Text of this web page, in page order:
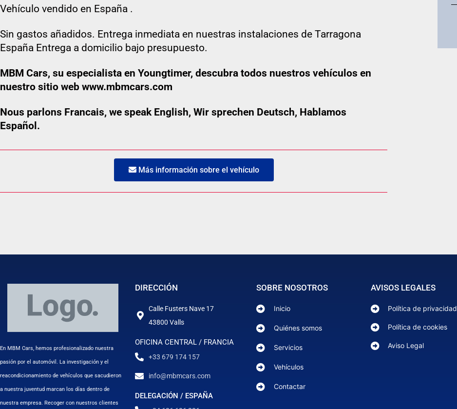
Vehículo vendido en España .
Sin gastos añadidos. Entrega inmediata en nuestras instalaciones de Tarragona
España Entrega a domicilio bajo presupuesto.
MBM Cars, su especialista en Youngtimer, descubra todos nuestros vehículos en
nuestro sitio web www.mbmcars.com
Nous parlons Francais, we speak English, Wir sprechen Deutsch, Hablamos
Español.
Más información sobre el vehículo
En MBM Cars, hemos profesionalizado nuestra
pasión por el automóvil. La investigación y el
reacondicionamiento de vehículos que sacudieron
a nuestra juventud marcan los días dentro de
nuestra empresa. Recoger con nuestros clientes
DIRECCIÓN
Calle Fusters Nave 17
43800 Valls
OFICINA CENTRAL / FRANCIA
+33 679 174 157
info@mbmcars.com
DELEGACIÓN / ESPAÑA
SOBRE NOSOTROS
Inicio
Quiénes somos
Servicios
Vehículos
Contactar
AVISOS LEGALES
Política de privacidad
Política de cookies
Aviso Legal